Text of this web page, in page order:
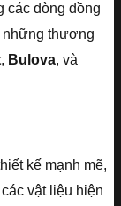
các dòng đồng
những thương
, Bulova, và
kế mạnh mẽ,
vật liệu hiện